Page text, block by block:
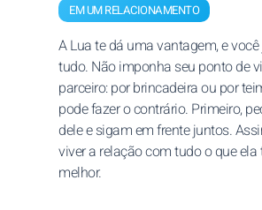
EM UM RELACIONAMENTO
A Lua te dá uma vantagem, e
tudo. Não imponha seu ponto de
parceiro: por brincadeira ou por
pode fazer o contrário. Primeiro,
dele e sigam em frente juntos.
viver a relação com tudo o que ela
melhor.